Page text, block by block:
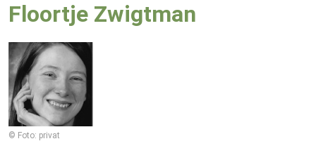
Floortje Zwigtman
© Foto: privat